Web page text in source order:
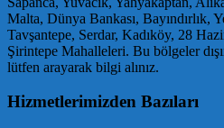
Malta, Dünya Bankası, Bayındırlık,
Tavşantepe, Serdar, Kadıköy, 28
Şirintepe Mahalleleri. Bu bölgeler
lütfen arayarak bilgi alınız.
Hizmetlerimizden Bazıları